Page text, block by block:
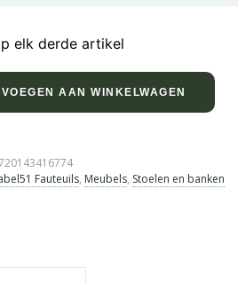
elk derde artikel
AAN WINKELWAGEN
Fauteuils, Meubels, Stoelen en banken